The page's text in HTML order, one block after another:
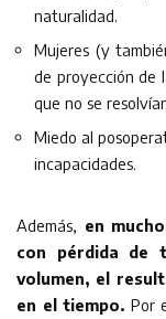
naturalidad.
Mujeres (y
de proyección de
que no se
Miedo al
incapacidades.
Además, en
con pérdida de
volumen, el
en el tiempo. Por